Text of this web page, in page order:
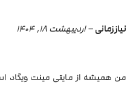
نیاز زمانی–اردیبهشت 18, 1404
من همیشه از مایتی مینت ویگاد